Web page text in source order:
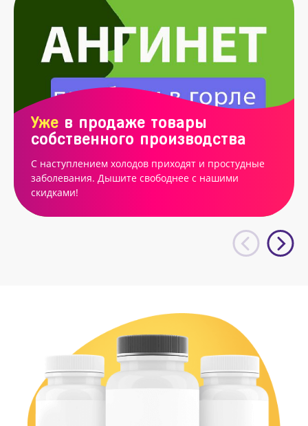
Уже в продаже товары
собственного производства
С наступлением холодов приходят и простудные
заболевания. Дышите свободнее с нашими
скидками!